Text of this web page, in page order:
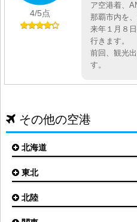
4/5点
ア空港着、
那覇市内を
来年１月８
行きます。
前回、観光
す。
その他の空港
北海道
札幌(新千歳)空港
旭川空港
東北
仙台空港
北陸